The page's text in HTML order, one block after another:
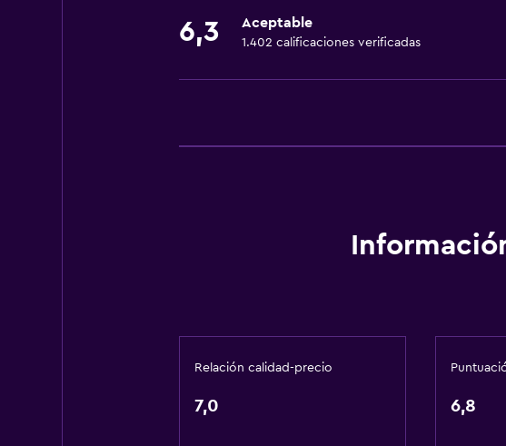
Comedor
6,3 Aceptable
1.402 calificaciones verificadas
Relación calidad-precio
7,0 6,8